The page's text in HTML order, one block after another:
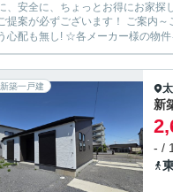
に、ちょっとお得にお家探しをされたい方は三方舎まで！！ ★三方舎
！ ご案内～ご契約～お引渡し～アフターフォローまでお客様とマンツーマン体制！ 転勤等が無い為に担当が急に変わって
新築一戸建
新
- /